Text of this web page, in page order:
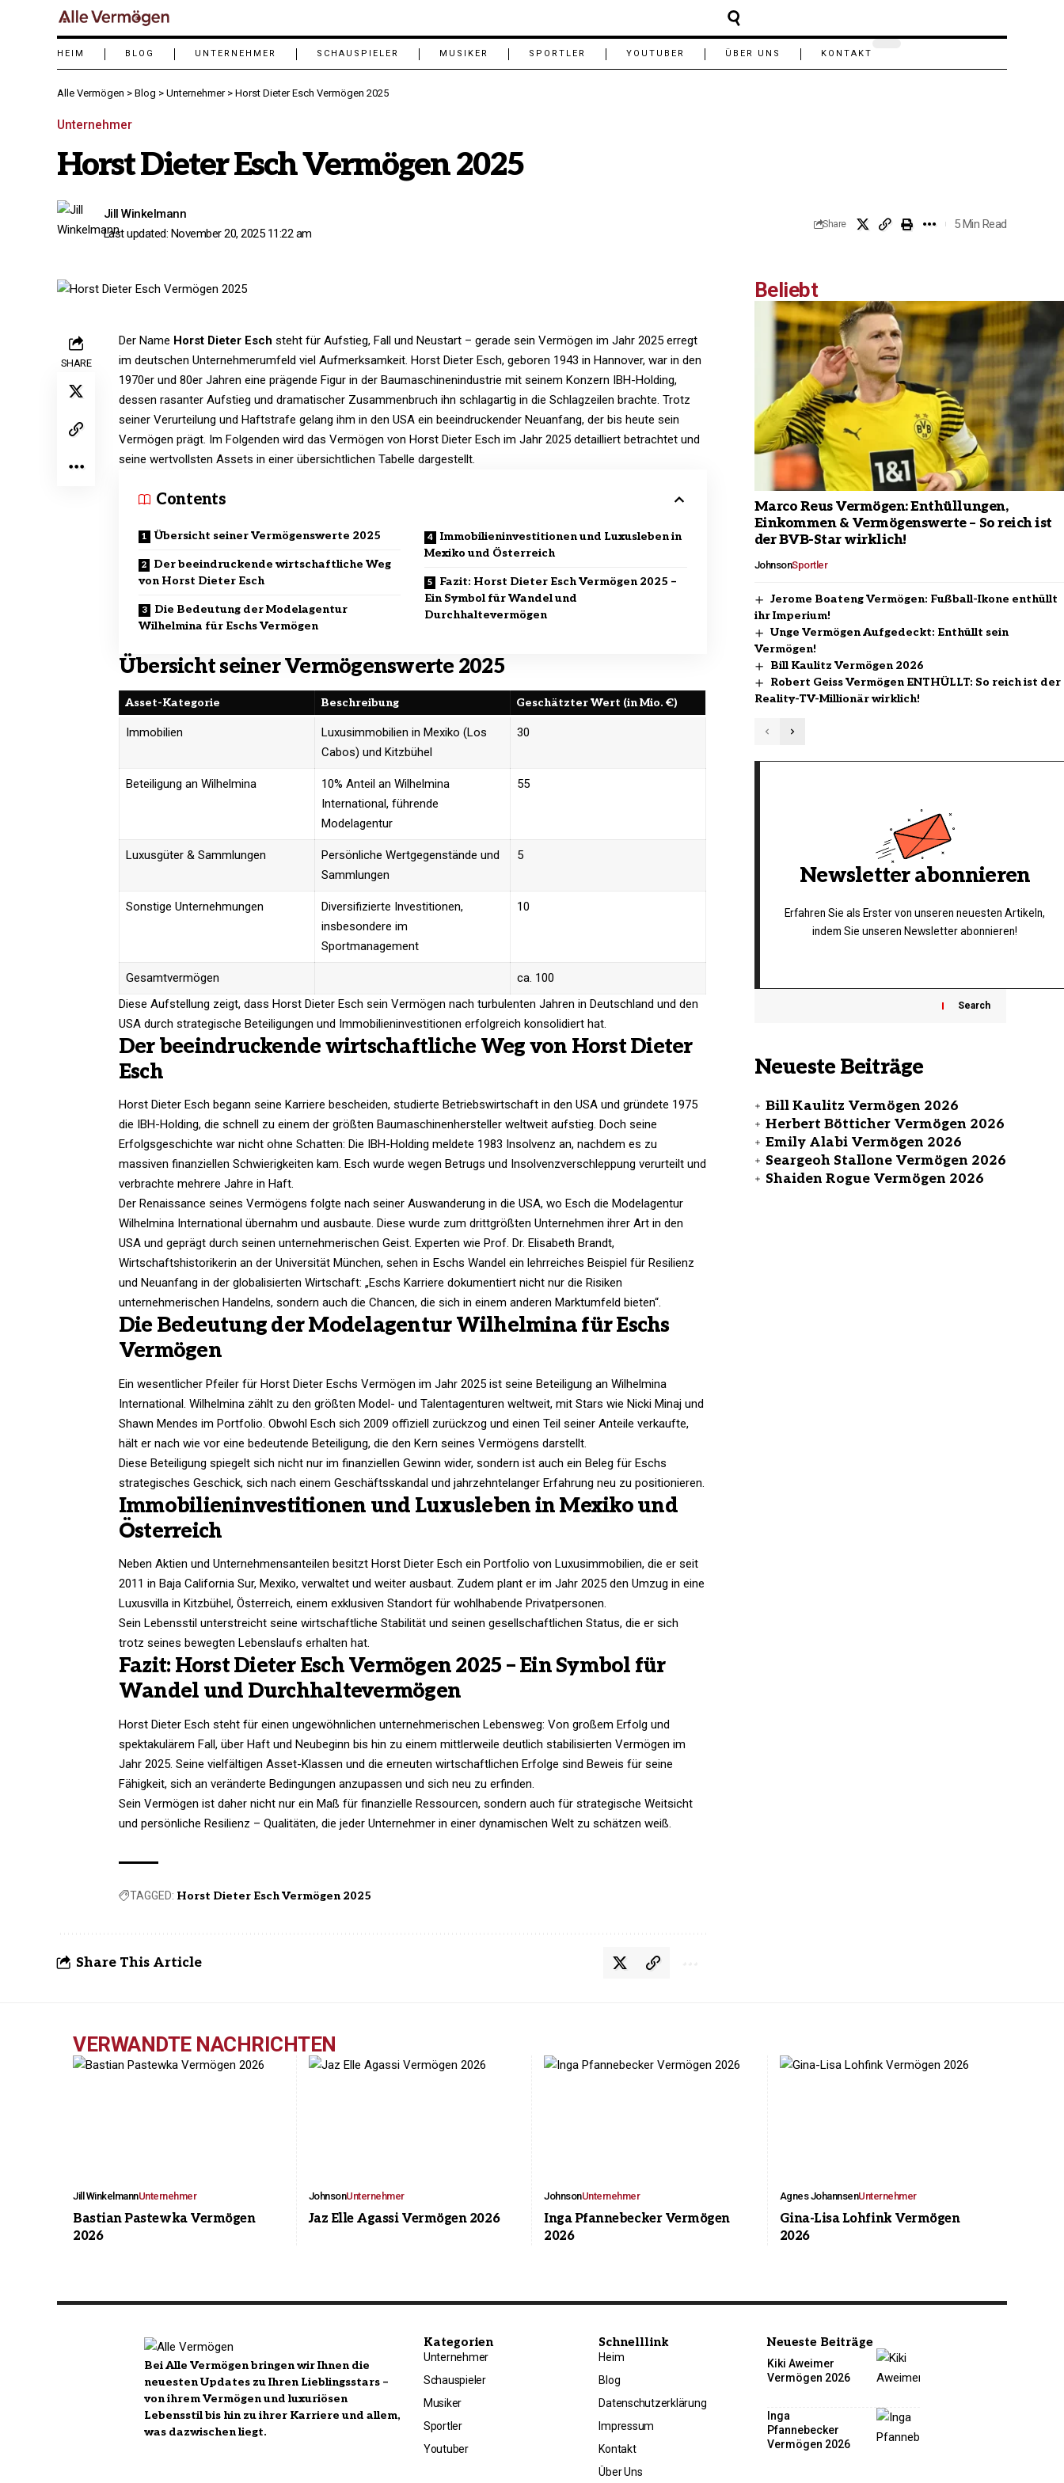
HEIM BLOG UNTERNEHMER SCHAUSPIELER MUSIKER SPORTLER YOUTUBER ÜBER UNS KONTAKT
Alle Vermögen > Blog > Unternehmer> Horst Dieter Esch Vermögen 2025
Unternehmer
Horst Dieter Esch Vermögen 2025
Last updated: November 20, 2025 11:22 am
Jill Winkelmann
Share 5 Min Read
SHARE
Der Name Horst Dieter Esch steht für Aufstieg, Fall und Neustart – gerade sein Vermögen im Jahr 2025 erregt
im deutschen Unternehmerumfeld viel Aufmerksamkeit. Horst Dieter Esch, geboren 1943 in Hannover, war in den
1970er und 80er Jahren eine prägende Figur in der Baumaschinenindustrie mit seinem Konzern IBH-Holding,
dessen rasanter Aufstieg und dramatischer Zusammenbruch ihn schlagartig in die Schlagzeilen brachte. Trotz
seiner Verurteilung und Haftstrafe gelang ihm in den USA ein beeindruckender Neuanfang, der bis heute sein
Vermögen prägt. Im Folgenden wird das Vermögen von Horst Dieter Esch im Jahr 2025 detailliert betrachtet und
seine wertvollsten Assets in einer übersichtlichen Tabelle dargestellt.
Contents
Übersicht seiner Vermögenswerte 2025
Der beeindruckende wirtschaftliche Weg
von Horst Dieter Esch
Die Bedeutung der Modelagentur
Wilhelmina für Eschs Vermögen
Immobilieninvestitionen und Luxusleben in
Mexiko und Österreich
Fazit: Horst Dieter Esch Vermögen 2025 –
Ein Symbol für Wandel und
Durchhaltevermögen
Übersicht seiner Vermögenswerte 2025
Asset-Kategorie Beschreibung Geschätzter Wert (in Mio. €)
Immobilien
Luxusimmobilien in Mexiko (Los
Cabos) und Kitzbühel
30
Beteiligung an Wilhelmina
10% Anteil an Wilhelmina
International, führende
Modelagentur
55
Luxusgüter & Sammlungen
Persönliche Wertgegenstände und
Sammlungen
5
Sonstige Unternehmungen
Diversifizierte Investitionen,
insbesondere im
Sportmanagement
10
Gesamtvermögen
ca. 100
Diese Aufstellung zeigt, dass Horst Dieter Esch sein Vermögen nach turbulenten Jahren in Deutschland und den
USA durch strategische Beteiligungen und Immobilieninvestitionen erfolgreich konsolidiert hat.
Der beeindruckende wirtschaftliche Weg von Horst Dieter
Esch
Horst Dieter Esch begann seine Karriere bescheiden, studierte Betriebswirtschaft in den USA und gründete 1975
die IBH-Holding, die schnell zu einem der größten Baumaschinenhersteller weltweit aufstieg. Doch seine
Erfolgsgeschichte war nicht ohne Schatten: Die IBH-Holding meldete 1983 Insolvenz an, nachdem es zu
massiven finanziellen Schwierigkeiten kam. Esch wurde wegen Betrugs und Insolvenzverschleppung verurteilt und
verbrachte mehrere Jahre in Haft.
Der Renaissance seines Vermögens folgte nach seiner Auswanderung in die USA, wo Esch die Modelagentur
Wilhelmina International übernahm und ausbaute. Diese wurde zum drittgrößten Unternehmen ihrer Art in den
USA und geprägt durch seinen unternehmerischen Geist. Experten wie Prof. Dr. Elisabeth Brandt,
Wirtschaftshistorikerin an der Universität München, sehen in Eschs Wandel ein lehrreiches Beispiel für Resilienz
und Neuanfang in der globalisierten Wirtschaft: „Eschs Karriere dokumentiert nicht nur die Risiken
unternehmerischen Handelns, sondern auch die Chancen, die sich in einem anderen Marktumfeld bieten“.​
Die Bedeutung der Modelagentur Wilhelmina für Eschs
Vermögen
Ein wesentlicher Pfeiler für Horst Dieter Eschs Vermögen im Jahr 2025 ist seine Beteiligung an Wilhelmina
International. Wilhelmina zählt zu den größten Model- und Talentagenturen weltweit, mit Stars wie Nicki Minaj und
Shawn Mendes im Portfolio. Obwohl Esch sich 2009 offiziell zurückzog und einen Teil seiner Anteile verkaufte,
hält er nach wie vor eine bedeutende Beteiligung, die den Kern seines Vermögens darstellt.
Diese Beteiligung spiegelt sich nicht nur im finanziellen Gewinn wider, sondern ist auch ein Beleg für Eschs
strategisches Geschick, sich nach einem Geschäftsskandal und jahrzehntelanger Erfahrung neu zu positionieren.
Immobilieninvestitionen und Luxusleben in Mexiko und
Österreich
Neben Aktien und Unternehmensanteilen besitzt Horst Dieter Esch ein Portfolio von Luxusimmobilien, die er seit
2011 in Baja California Sur, Mexiko, verwaltet und weiter ausbaut. Zudem plant er im Jahr 2025 den Umzug in eine
Luxusvilla in Kitzbühel, Österreich, einem exklusiven Standort für wohlhabende Privatpersonen.
Sein Lebensstil unterstreicht seine wirtschaftliche Stabilität und seinen gesellschaftlichen Status, die er sich
trotz seines bewegten Lebenslaufs erhalten hat.
Fazit: Horst Dieter Esch Vermögen 2025 – Ein Symbol für
Wandel und Durchhaltevermögen
Horst Dieter Esch steht für einen ungewöhnlichen unternehmerischen Lebensweg: Von großem Erfolg und
spektakulärem Fall, über Haft und Neubeginn bis hin zu einem mittlerweile deutlich stabilisierten Vermögen im
Jahr 2025. Seine vielfältigen Asset-Klassen und die erneuten wirtschaftlichen Erfolge sind Beweis für seine
Fähigkeit, sich an veränderte Bedingungen anzupassen und sich neu zu erfinden.
Sein Vermögen ist daher nicht nur ein Maß für finanzielle Ressourcen, sondern auch für strategische Weitsicht
und persönliche Resilienz – Qualitäten, die jeder Unternehmer in einer dynamischen Welt zu schätzen weiß.
TAGGED: Horst Dieter Esch Vermögen 2025
Share This Article
Beliebt
Marco Reus Vermögen: Enthüllungen,
Einkommen & Vermögenswerte – So reich ist
der BVB-Star wirklich!
JohnsonSportler
Jerome Boateng Vermögen: Fußball-Ikone enthüllt
ihr Imperium!
Unge Vermögen Aufgedeckt: Enthüllt sein
Vermögen!
Bill Kaulitz Vermögen 2026
Robert Geiss Vermögen ENTHÜLLT: So reich ist der
Reality-TV-Millionär wirklich!
Newsletter abonnieren
Erfahren Sie als Erster von unseren neuesten Artikeln,
indem Sie unseren Newsletter abonnieren!
Search
Neueste Beiträge
Bill Kaulitz Vermögen 2026
Herbert Bötticher Vermögen 2026
Emily Alabi Vermögen 2026
Seargeoh Stallone Vermögen 2026
Shaiden Rogue Vermögen 2026
VERWANDTE NACHRICHTEN
Jill WinkelmannUnternehmer
Bastian Pastewka Vermögen
2026
JohnsonUnternehmer
Jaz Elle Agassi Vermögen 2026
JohnsonUnternehmer
Inga Pfannebecker Vermögen
2026
Agnes JohannsenUnternehmer
Gina-Lisa Lohfink Vermögen
2026
Bei Alle Vermögen bringen wir Ihnen die
neuesten Updates zu Ihren Lieblingsstars –
von ihrem Vermögen und luxuriösen
Lebensstil bis hin zu ihrer Karriere und allem,
was dazwischen liegt.
Kategorien
Unternehmer
Schauspieler
Musiker
Sportler
Youtuber
Schnelllink
Heim
Blog
Datenschutzerklärung
Impressum
Kontakt
Über Uns
Neueste Beiträge
Kiki Aweimer
Vermögen 2026
Inga
Pfannebecker
Vermögen 2026